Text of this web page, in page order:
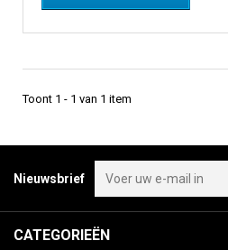
Toont 1 - 1 van 1 item
Nieuwsbrief
CATEGORIEËN